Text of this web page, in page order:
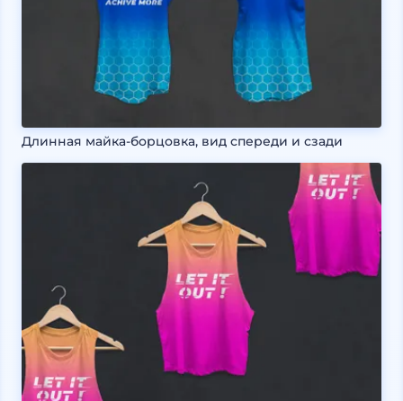
Длинная майка-борцовка, вид спереди и сзади